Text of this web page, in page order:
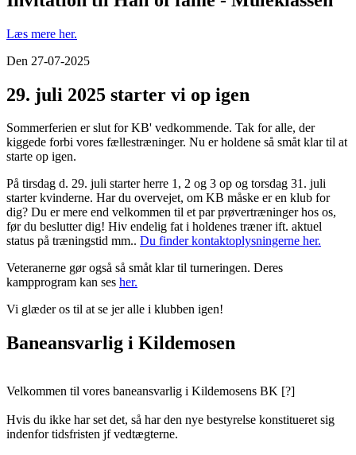
Læs mere her.
Den 27-07-2025
29. juli 2025 starter vi op igen
Sommerferien er slut for KB' vedkommende. Tak for alle, der
kiggede forbi vores fællestræninger. Nu er holdene så småt klar til at
starte op igen.
På tirsdag d. 29. juli starter herre 1, 2 og 3 op og torsdag 31. juli
starter kvinderne. Har du overvejet, om KB måske er en klub for
dig? Du er mere end velkommen til et par prøvertræninger hos os,
før du beslutter dig! Hiv endelig fat i holdenes træner ift. aktuel
status på træningstid mm.. Du finder kontaktoplysningerne her.
Veteranerne gør også så småt klar til turneringen. Deres
kampprogram kan ses her.
Vi glæder os til at se jer alle i klubben igen!
Baneansvarlig i Kildemosen
Velkommen til vores baneansvarlig i Kildemosens BK [?]
Hvis du ikke har set det, så har den nye bestyrelse konstitueret sig
indenfor tidsfristen jf vedtægterne.